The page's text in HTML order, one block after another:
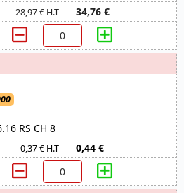
28,97 € H.T 34,76 €
RS CH 8
0,37 € H.T 0,44 €